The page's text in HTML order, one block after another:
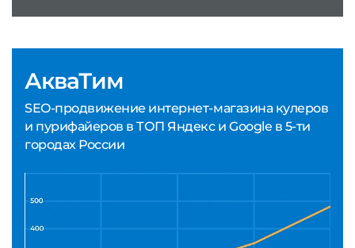
АкваТим
SEO-продвижение интернет-магазина кулеров
и пурифайеров в ТОП Яндекс и Google в 5-ти
городах России